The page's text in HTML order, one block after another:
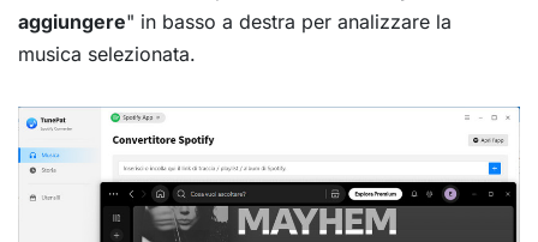
aggiungere" in basso a destra per analizzare la
musica selezionata.